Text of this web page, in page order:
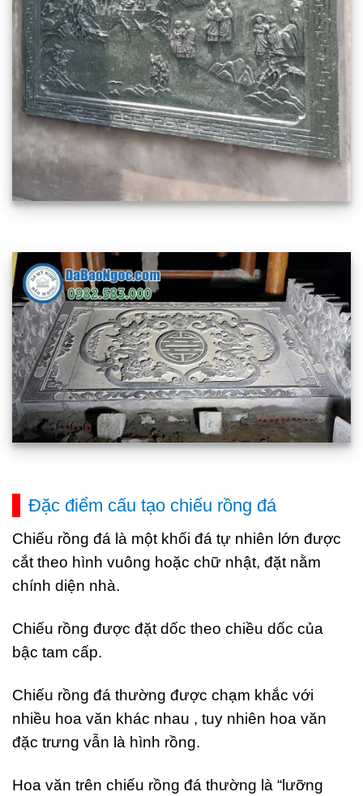
Đặc điểm cấu tạo chiếu rồng đá
Chiếu rồng đá là một khối đá tự nhiên lớn được
cắt theo hình vuông hoặc chữ nhật, đặt nằm
chính diện nhà.
Chiếu rồng được đặt dốc theo chiều dốc của
bậc tam cấp.
Chiếu rồng đá thường được chạm khắc với
nhiều hoa văn khác nhau , tuy nhiên hoa văn
đặc trưng vẫn là hình rồng.
Hoa văn trên chiếu rồng đá thường là “lưỡng